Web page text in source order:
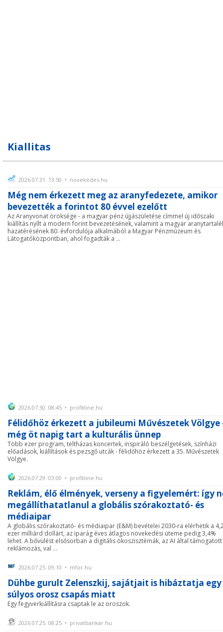
Kiallitas
2026.07.31. 13:50 • novekedes.hu
Még nem érkezett meg az aranyfedezete, amikor
bevezették a forintot 80 évvel ezelőtt
Az Aranyvonat öröksége - a magyar pénz újjászületése címmel új időszaki
kiállítás nyílt a modern forint bevezetésének, valamint a magyar
hazatérésének 80. évfordulója alkalmából a Magyar Pénzmúzeum és
Látogatóközpontban, ahol fogadták a ...
2026.07.30. 08:45 • profitline.hu
Félidőhöz érkezett a jubileumi Művészetek Völgye
még öt napig tart a kulturális ünnep
Több ezer program, teltházas koncertek, inspiráló beszélgetések, színházi
előadások, kiállítások és pezsgő utcák - félidőhöz érkezett a 35. Művészetek
Völgye.
2026.07.29. 03:00 • profitline.hu
Reklám, élő élmények, verseny a figyelemért: így
megállíthatatlanul a globális szórakoztató- és
médiaipar
A globális szórakoztató- és médiaipar (E&M) bevételei 2030-ra elérhetik a
ezer milliárd dollárt, az iparág éves átlagos növekedési üteme pedig 3,4%
lehet. A bővülést elsősorban a digitális ökoszisztémák, az AI által támogatott
reklámozás, val ...
2026.07.25. 09:10 • mfor.hu
Dühbe gurult Zelenszkij, sajátjait is hibáztatja egy
súlyos orosz csapás miatt
Egy fegyverkiállításra csaptak le az oroszok.
2026.07.25. 08:25 • privatbankar.hu